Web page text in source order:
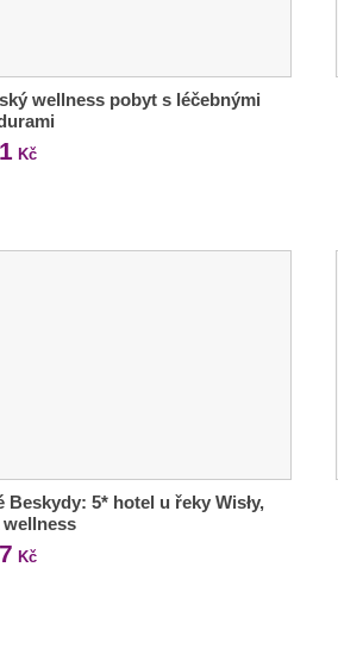
wellness pobyt s léčebnými
Kč
Beskydy: 5* hotel u řeky Wisły,
Kč